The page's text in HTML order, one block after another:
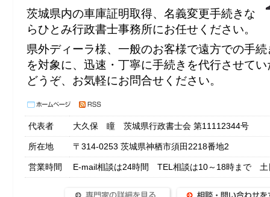
茨城県内の車庫証明取得、名義変更手続きな
らひとみ行政書士事務所にお任せください。
県外ディーラ様、一般のお客様で遠方での手
を対象に、迅速・丁寧に手続きを代行させて
どうぞ、お気軽にお問合せください。
代表者 大久保 瞳 茨城県行政書士会 第11112344号
所在地 〒314-0253 茨城県神栖市須田2218番地2
営業時間 E-mail相談は24時間 TEL相談は10～18時まで 土